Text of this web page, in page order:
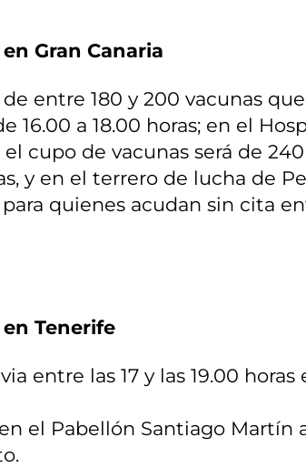
Gran Canaria
entre 180 y 200 vacunas
16.00 a 18.00 horas; en el
cupo de vacunas será de
y en el terrero de lucha de
quienes acudan sin cita
Tenerife
entre las 17 y las 19.00
el Pabellón Santiago Martín